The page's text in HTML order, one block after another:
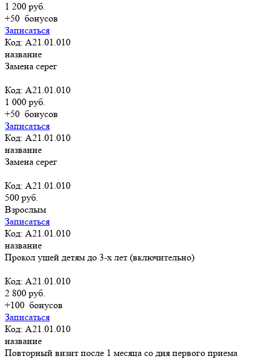
1 200 руб.
+50 бонусов
Записаться
Код: A21.01.010
название
Замена серег
Код: A21.01.010
1 000 руб.
+50 бонусов
Записаться
Код: A21.01.010
название
Замена серег
Код: A21.01.010
500 руб.
Взрослым
Записаться
Код: A21.01.010
название
Прокол ушей детям до 3-х лет (включительно)
Код: A21.01.010
2 800 руб.
+100 бонусов
Записаться
Код: A21.01.010
название
Повторный визит после 1 месяца со дня первого приема